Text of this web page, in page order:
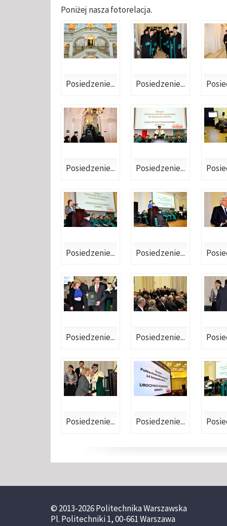
Poniżej nasza fotorelacja.
Posiedzenie... Posiedzenie...
Posiedzenie... Posiedzenie...
Posiedzenie... Posiedzenie...
Posiedzenie... Posiedzenie...
Posiedzenie... Posiedzenie...
© 2013-2026 Politechnika Warszawska
Pl. Politechniki 1, 00-661 Warszawa